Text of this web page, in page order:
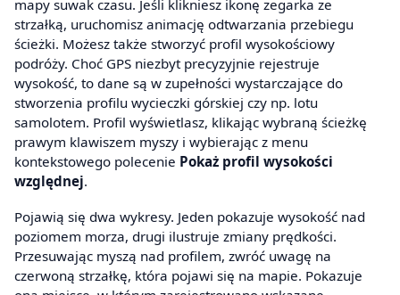
mapy suwak czasu. Jeśli klikniesz ikonę zegarka ze
strzałką, uruchomisz animację odtwarzania przebiegu
ścieżki. Możesz także stworzyć profil wysokościowy
podróży. Choć GPS niezbyt precyzyjnie rejestruje
wysokość, to dane są w zupełności wystarczające do
stworzenia profilu wycieczki górskiej czy np. lotu
samolotem. Profil wyświetlasz, klikając wybraną ścieżkę
prawym klawiszem myszy i wybierając z menu
kontekstowego polecenie Pokaż profil wysokości
względnej.
Pojawią się dwa wykresy. Jeden pokazuje wysokość nad
poziomem morza, drugi ilustruje zmiany prędkości.
Przesuwając myszą nad profilem, zwróć uwagę na
czerwoną strzałkę, która pojawi się na mapie. Pokazuje